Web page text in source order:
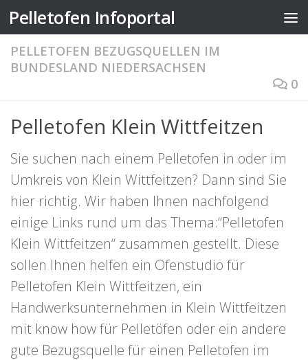
Zum Inhalt springen
Pelletofen Infoportal
PELLETOFEN BEZUGSQUELLEN IM
BUNDESLAND NIEDERSACHSEN
0
Pelletofen Klein Wittfeitzen
Sie suchen nach einem Pelletofen in oder im
Umkreis von Klein Wittfeitzen? Dann sind Sie
hier richtig. Wir haben Ihnen nachfolgend
einige Links rund um das Thema:“Pelletofen
Klein Wittfeitzen“ zusammen gestellt. Diese
sollen Ihnen helfen ein Ofenstudio für
Pelletofen Klein Wittfeitzen, ein
Handwerksunternehmen in Klein Wittfeitzen
mit know how für Pelletöfen oder ein andere
gute Bezugsquelle für einen Pelletofen im